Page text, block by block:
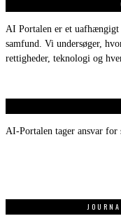
AI Portalen er et uafhængigt
samfund. Vi undersøger,
rettigheder, teknologi og
AI-Portalen tager ansvar